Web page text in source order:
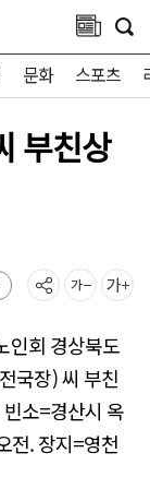
문화 스포츠
부친상
인회 경상북도
국장) 씨 부친
소=경산시 옥
전. 장지=영천